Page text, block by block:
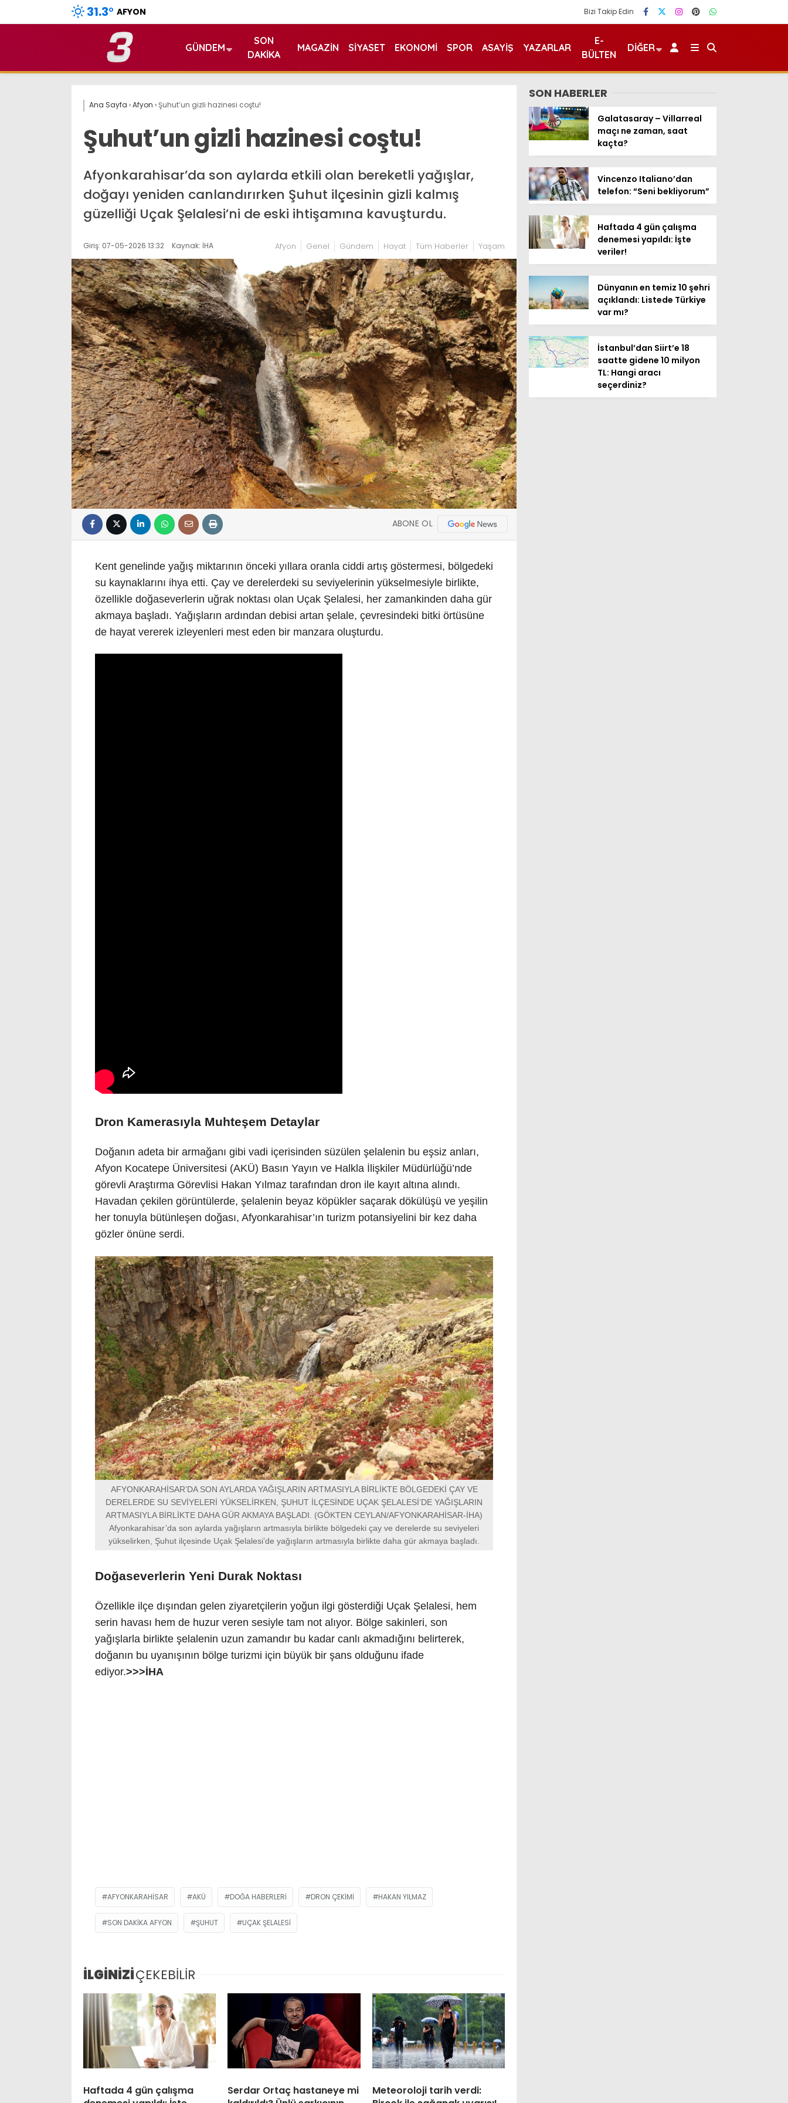
31.3° AFYON Bizi Takip Edin
GÜNDEM
SON
DAKIKA
MAGAZIN SIYASET EKONOMI SPOR ASAYIŞ YAZARLAR
E-
BÜLTEN
DIĞER
Ana Sayfa ›Afyon ›Şuhut’un gizli hazinesi coştu!
Şuhut’un gizli hazinesi coştu!
Afyonkarahisar’da son aylarda etkili olan bereketli yağışlar,
doğayı yeniden canlandırırken Şuhut ilçesinin gizli kalmış
güzelliği Uçak Şelalesi’ni de eski ihtişamına kavuşturdu.
Giriş: 07-05-2026 13:32 Kaynak: İHA Afyon Genel Gündem Hayat Tüm Haberler Yaşam
ABONE OL
Kent genelinde yağış miktarının önceki yıllara oranla ciddi artış göstermesi, bölgedeki
su kaynaklarını ihya etti. Çay ve derelerdeki su seviyelerinin yükselmesiyle birlikte,
özellikle doğaseverlerin uğrak noktası olan Uçak Şelalesi, her zamankinden daha gür
akmaya başladı. Yağışların ardından debisi artan şelale, çevresindeki bitki örtüsüne
de hayat vererek izleyenleri mest eden bir manzara oluşturdu.
Dron Kamerasıyla Muhteşem Detaylar
Doğanın adeta bir armağanı gibi vadi içerisinden süzülen şelalenin bu eşsiz anları,
Afyon Kocatepe Üniversitesi (AKÜ) Basın Yayın ve Halkla İlişkiler Müdürlüğü’nde
görevli Araştırma Görevlisi Hakan Yılmaz tarafından dron ile kayıt altına alındı.
Havadan çekilen görüntülerde, şelalenin beyaz köpükler saçarak dökülüşü ve yeşilin
her tonuyla bütünleşen doğası, Afyonkarahisar’ın turizm potansiyelini bir kez daha
gözler önüne serdi.
AFYONKARAHİSAR’DA SON AYLARDA YAĞIŞLARIN ARTMASIYLA BİRLİKTE BÖLGEDEKİ ÇAY VE
DERELERDE SU SEVİYELERİ YÜKSELİRKEN, ŞUHUT İLÇESİNDE UÇAK ŞELALESİ’DE YAĞIŞLARIN
ARTMASIYLA BİRLİKTE DAHA GÜR AKMAYA BAŞLADI. (GÖKTEN CEYLAN/AFYONKARAHİSAR-İHA)
Afyonkarahisar’da son aylarda yağışların artmasıyla birlikte bölgedeki çay ve derelerde su seviyeleri
yükselirken, Şuhut ilçesinde Uçak Şelalesi’de yağışların artmasıyla birlikte daha gür akmaya başladı.
Doğaseverlerin Yeni Durak Noktası
Özellikle ilçe dışından gelen ziyaretçilerin yoğun ilgi gösterdiği Uçak Şelalesi, hem
serin havası hem de huzur veren sesiyle tam not alıyor. Bölge sakinleri, son
yağışlarla birlikte şelalenin uzun zamandır bu kadar canlı akmadığını belirterek,
doğanın bu uyanışının bölge turizmi için büyük bir şans olduğunu ifade
ediyor.>>>İHA
AFYONKARAHISAR AKÜ DOĞA HABERLERI DRON ÇEKIMI HAKAN YILMAZ
SON DAKIKA AFYON ŞUHUT UÇAK ŞELALESI
İLGİNİZİÇEKEBİLİR
Haftada 4 gün çalışma
Serdar Ortaç hastaneye mi
Meteoroloji tarih verdi:
SON HABERLER
Galatasaray – Villarreal
maçı ne zaman, saat
kaçta?
Vincenzo Italiano’dan
telefon: “Seni bekliyorum”
Haftada 4 gün çalışma
denemesi yapıldı: İşte
veriler!
Dünyanın en temiz 10 şehri
açıklandı: Listede Türkiye
var mı?
İstanbul’dan Siirt’e 18
saatte gidene 10 milyon
TL: Hangi aracı
seçerdiniz?